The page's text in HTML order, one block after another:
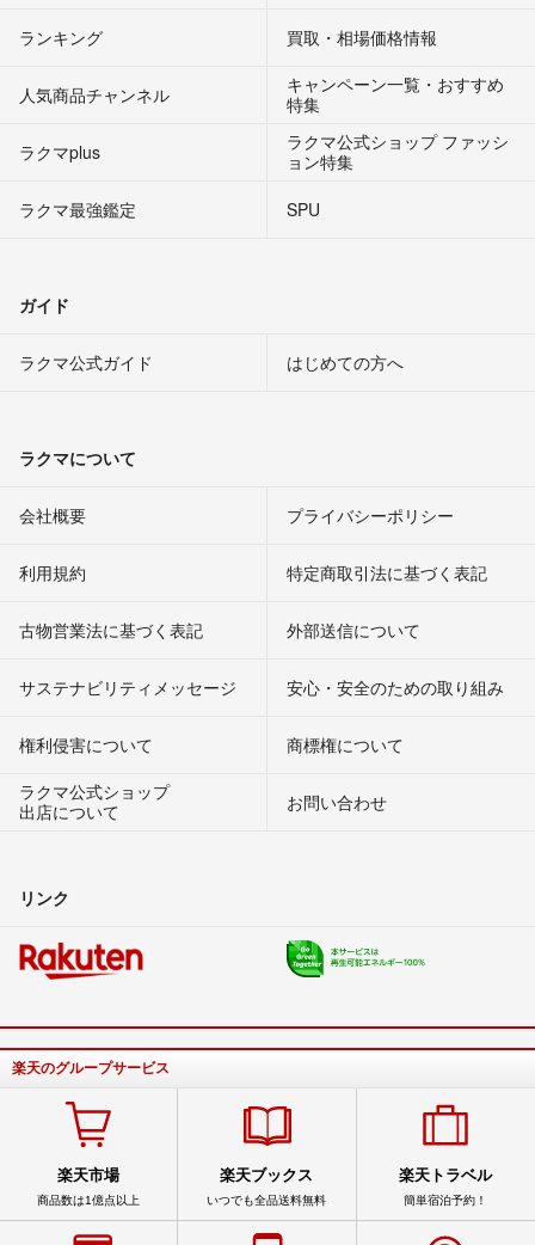
ランキング 買取・相場価格情報
人気商品チャンネル
キャンペーン一覧・おすすめ
特集
ラクマplus
ラクマ公式ショップ ファッシ
ョン特集
ラクマ最強鑑定
SPU
ガイド
ラクマ公式ガイド はじめての方へ
ラクマについて
会社概要 プライバシーポリシー
利用規約 特定商取引法に基づく表記
古物営業法に基づく表記 外部送信について
サステナビリティメッセージ 安心・安全のための取り組み
権利侵害について
商標権について
ラクマ公式ショップ
出店について
お問い合わせ
リンク
楽天のグループサービス
楽天市場
商品数は1億点以上
楽天ブックス
いつでも全品送料無料
楽天トラベル
簡単宿泊予約！